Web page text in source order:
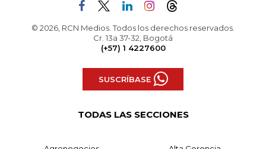
© 2026, RCN Medios. Todos los derechos reservados.
Cr. 13a 37-32, Bogotá
(+57) 1 4227600
SUSCRÍBASE
TODAS LAS SECCIONES